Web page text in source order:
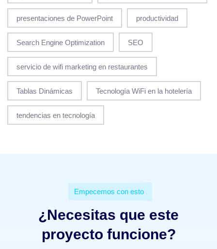
presentaciones de PowerPoint productividad
Search Engine Optimization SEO
servicio de wifi marketing en restaurantes
Tablas Dinámicas Tecnología WiFi en la hotelería
tendencias en tecnología
Empecemos con esto
¿Necesitas que este
proyecto funcione?